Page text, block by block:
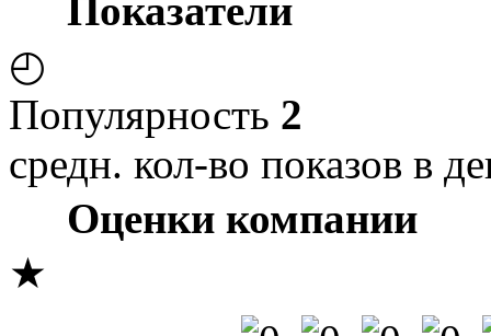
Показатели
◴
Популярность 2
средн. кол-во показов в
Оценки компании
★